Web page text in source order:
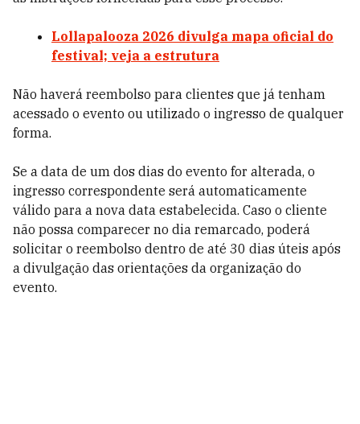
Lollapalooza 2026 divulga mapa oficial do
festival; veja a estrutura
Não haverá reembolso para clientes que já tenham
acessado o evento ou utilizado o ingresso de qualquer
forma.
Se a data de um dos dias do evento for alterada, o
ingresso correspondente será automaticamente
válido para a nova data estabelecida. Caso o cliente
não possa comparecer no dia remarcado, poderá
solicitar o reembolso dentro de até 30 dias úteis após
a divulgação das orientações da organização do
evento.